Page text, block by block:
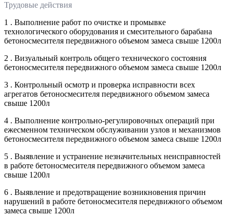
Трудовые действия
1 . Выполнение работ по очистке и промывке
технологического оборудования и смесительного барабана
бетоносмесителя передвижного объемом замеса свыше 1200л
2 . Визуальный контроль общего технического состояния
бетоносмесителя передвижного объемом замеса свыше 1200л
3 . Контрольный осмотр и проверка исправности всех
агрегатов бетоносмесителя передвижного объемом замеса
свыше 1200л
4 . Выполнение контрольно-регулировочных операций при
ежесменном техническом обслуживании узлов и механизмов
бетоносмесителя передвижного объемом замеса свыше 1200л
5 . Выявление и устранение незначительных неисправностей
в работе бетоносмесителя передвижного объемом замеса
свыше 1200л
6 . Выявление и предотвращение возникновения причин
нарушений в работе бетоносмесителя передвижного объемом
замеса свыше 1200л